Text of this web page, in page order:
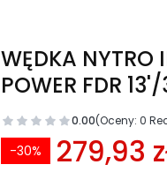
WĘDKA NYTRO
POWER FDR
0.00(Oceny: 0
279,93
-30%